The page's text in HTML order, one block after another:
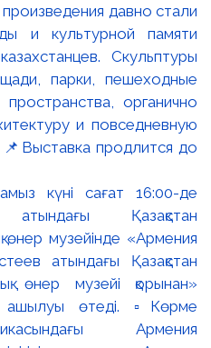
давно стали
и культурной памяти
Скульптуры
парки, пешеходные
органично
и повседневную
продлится до